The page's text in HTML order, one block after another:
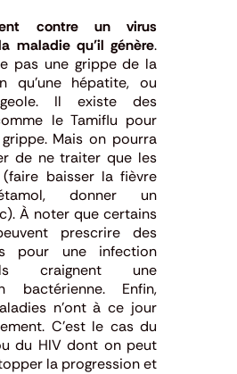
contre un virus
maladie qu’il génère.
pas une grippe de la
qu’une hépatite, ou
Il existe des
le Tamiflu pour
Mais on pourra
de ne traiter que les
baisser la fièvre
donner un
À noter que certains
prescrire des
pour une infection
craignent une
bactérienne. Enfin,
n’ont à ce jour
C’est le cas du
du HIV dont on peut
la progression et